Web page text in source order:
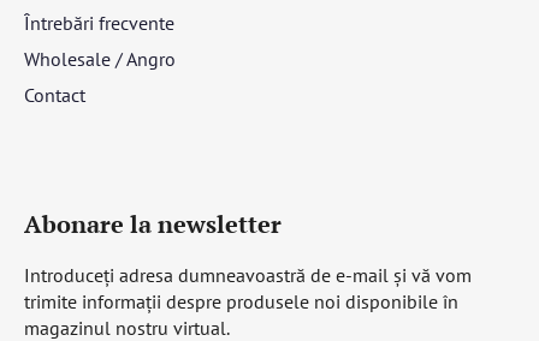
Întrebări frecvente
Wholesale / Angro
Contact
Abonare la newsletter
Introduceţi adresa dumneavoastră de e-mail şi vă vom
trimite informaţii despre produsele noi disponibile în
magazinul nostru virtual.